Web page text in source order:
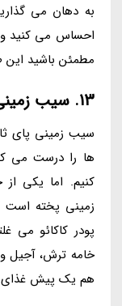
به دهان می
احساس می کنید و
مطمئن باشید این
13. سیب زمینی بستنی | Ice Cream Potato
سیب زمینی پای
ها را درست می
کنیم. اما یکی
زمینی پخته است
پودر کاکائو می
خامه ترش، آجیل
هم یک پیش غذای